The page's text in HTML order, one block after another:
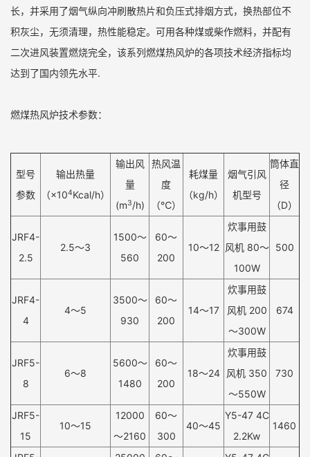
长，并采用了烟气纵向冲刷散热片和负压式排烟方式，换热部位不
积灰尘，无须清理，热性能稳定。可用各种煤或柴作燃料，并配有
二次进风装置燃烧完全，该系列燃煤热风炉的各项技术经济指标均
达到了国内领先水平.
燃煤热风炉技术参数：
型号
参数
输出热量
（×104Kcal/h）
输出风
量
(m3/h)
热风温
度
（℃）
耗煤量
（kg/h）
烟气引风
机型号
筒体直
径
（D）
JRF4-
2.5
2.5～3
1500～
560
60～
200
10～12
炊事用鼓
风机 80～
100W
500
JRF4-
4
4～5
3500～
930
60～
200
14～17
炊事用鼓
风机 200
～300W
674
JRF5-
8
6～8
5600～
1480
60～
200
18～24
炊事用鼓
风机 350
～550W
730
JRF5-
15
10～15
12000
～2160
60～
300
40～45
Y5-47 4C
2.2Kw
1460